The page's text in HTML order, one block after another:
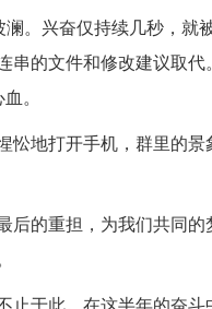
。兴奋仅持续几秒，就
的文件和修改建议取代
。
忪地打开手机，群里的景
后的重担，为我们共同的
止于此。在这半年的奋